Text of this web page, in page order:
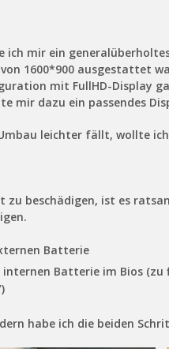
ich mir ein
1600*900 ausgestattet
mit FullHD-Display
mir dazu ein passendes
leichter fällt, wollte
zu beschädigen, ist es
Batterie
Batterie im Bios (zu
habe ich die beiden